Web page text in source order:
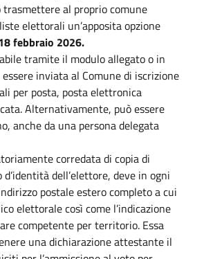
al proprio comune
elettorali un’apposita opzione
febbraio 2026.
tramite il modulo allegato o in
inviata al Comune di iscrizione
per posta, posta elettronica
Alternativamente, può essere
anche da una persona delegata
corredata di copia di
dell’elettore, deve in ogni
postale estero completo a cui
elettorale così come l’indicazione
competente per territorio. Essa
una dichiarazione attestante il